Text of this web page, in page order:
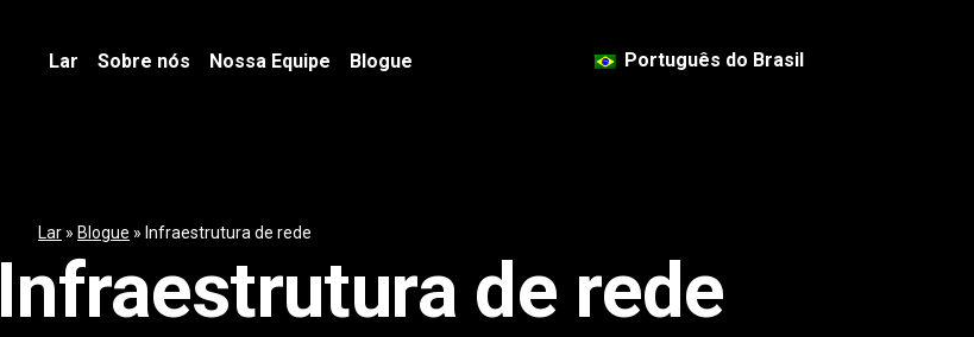
Lar Sobre nós Nossa Equipe Blogue Português do Brasil
Lar » Blogue » Infraestrutura de rede
Infraestrutura de rede